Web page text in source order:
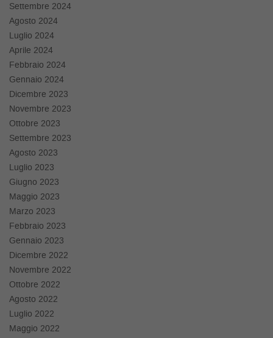
Settembre 2024
Agosto 2024
Luglio 2024
Aprile 2024
Febbraio 2024
Gennaio 2024
Dicembre 2023
Novembre 2023
Ottobre 2023
Settembre 2023
Agosto 2023
Luglio 2023
Giugno 2023
Maggio 2023
Marzo 2023
Febbraio 2023
Gennaio 2023
Dicembre 2022
Novembre 2022
Ottobre 2022
Agosto 2022
Luglio 2022
Maggio 2022
Leggi
la
cookie
policy
Salva
impostazioni